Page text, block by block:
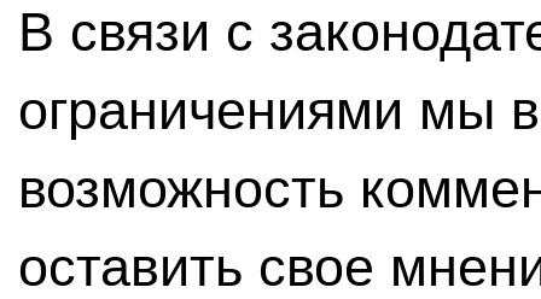
В связи с
ограничениями мы
возможность
оставить свое